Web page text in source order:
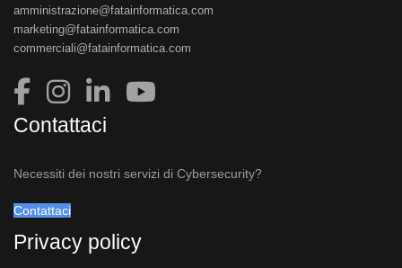
amministrazione@fatainformatica.com
marketing@fatainformatica.com
commerciali@fatainformatica.com
Contattaci
Necessiti dei nostri servizi di Cybersecurity?
Contattaci
Privacy policy